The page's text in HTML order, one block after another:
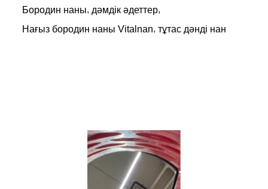
Бородин наны, дәмдік әдеттер,
Нағыз бородин наны Vitalnan, тұтас дәнді нан